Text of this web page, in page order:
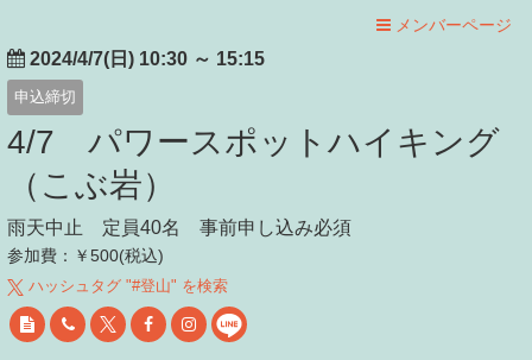
メンバーページ
2024/4/7(日) 10:30 ～ 15:15
申込締切
4/7 パワースポットハイキング
（こぶ岩）
雨天中止 定員40名 事前申し込み必須
参加費：￥500(税込)
ハッシュタグ "#登山" を検索